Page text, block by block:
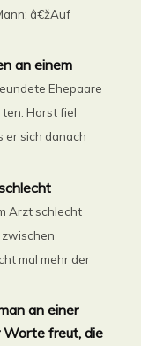
â€žAuf
an einem
Ehepaare
Horst fiel
er sich danach
Arzt schlecht
mal mehr der
an einer
Worte freut, die